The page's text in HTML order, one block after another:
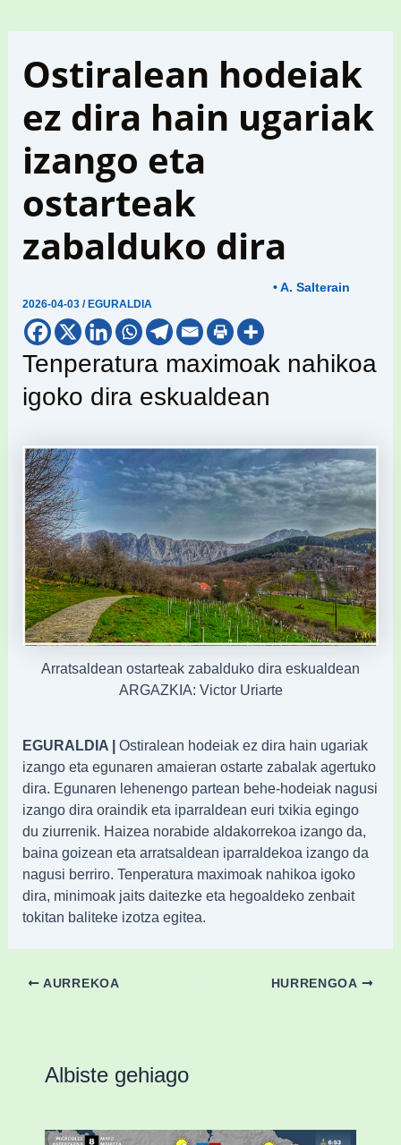
Ostiralean hodeiak
ez dira hain ugariak
izango eta
ostarteak
zabalduko dira
2026-04-03/ EGURALDIA
• A. Salterain
Tenperatura maximoak nahikoa
igoko dira eskualdean
Arratsaldean ostarteak zabalduko dira eskualdean
ARGAZKIA: Victor Uriarte
EGURALDIA | Ostiralean hodeiak ez dira hain ugariak
izango eta egunaren amaieran ostarte zabalak agertuko
dira. Egunaren lehenengo partean behe-hodeiak nagusi
izango dira oraindik eta iparraldean euri txikia egingo
du ziurrenik. Haizea norabide aldakorrekoa izango da,
baina goizean eta arratsaldean iparraldekoa izango da
nagusi berriro. Tenperatura maximoak nahikoa igoko
dira, minimoak jaits daitezke eta hegoaldeko zenbait
tokitan baliteke izotza egitea.
AURREKOA HURRENGOA
Albiste gehiago